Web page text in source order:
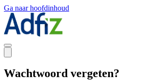
Ga naar hoofdinhoud
Wachtwoord vergeten?